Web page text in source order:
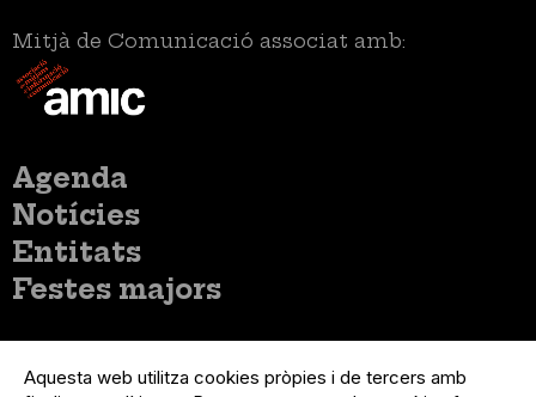
Mitjà de Comunicació associat amb:
Menú
principal
Agenda
Notícies
Entitats
Festes majors
del
Menú
Aquesta web utilitza cookies pròpies i de tercers amb